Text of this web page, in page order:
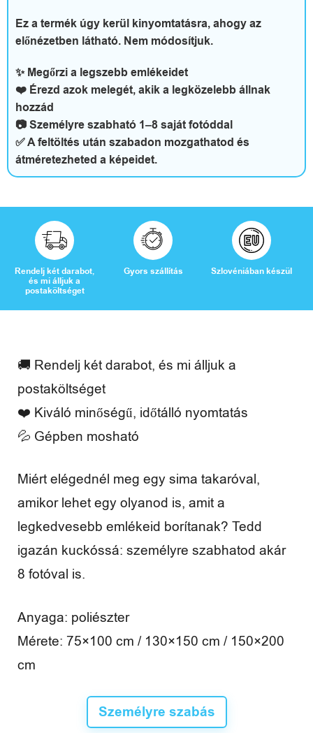
n
é
s
s
z
a
b
a
d
i
d
V
é
l
e
m
é
n
y
e
k
Ez a termék úgy kerül kinyomtatásra, ahogy az
előnézetben látható. Nem módosítjuk.
✨ Megőrzi a legszebb emlékeidet
❤️ Érezd azok melegét, akik a legközelebb állnak
hozzád
📷 Személyre szabható 1–8 saját fotóddal
✅ A feltöltés után szabadon mozgathatod és
átméretezheted a képeidet.
Rendelj két darabot,
és mi álljuk a
postaköltséget
Gyors szállítás Szlovéniában készül
🚚 Rendelj két darabot, és mi álljuk a
postaköltséget
❤️ Kiváló minőségű, időtálló nyomtatás
💦 Gépben mosható
Miért elégednél meg egy sima takaróval,
amikor lehet egy olyanod is, amit a
legkedvesebb emlékeid borítanak? Tedd
igazán kuckóssá: személyre szabhatod akár
8 fotóval is.
Anyaga: poliészter
Mérete: 75×100 cm / 130×150 cm / 150×200
cm
Személyre szabás